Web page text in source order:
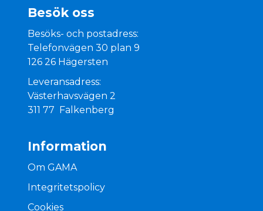
Besök oss
Besöks- och postadress:
Telefonvägen 30 plan 9
126 26 Hägersten
Leveransadress:
Västerhavsvägen 2
311 77 Falkenberg
Information
Om GAMA
Integritetspolicy
Cookies